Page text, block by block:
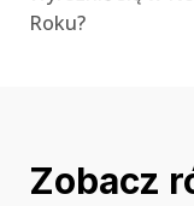
Roku?
Zobacz